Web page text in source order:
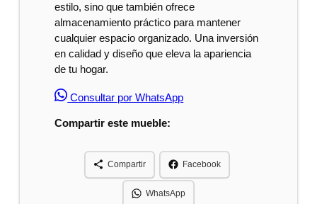
estilo, sino que también ofrece
almacenamiento práctico para mantener
cualquier espacio organizado. Una inversión
en calidad y diseño que eleva la apariencia
de tu hogar.
Consultar por WhatsApp
Compartir este mueble:
Compartir Facebook
WhatsApp